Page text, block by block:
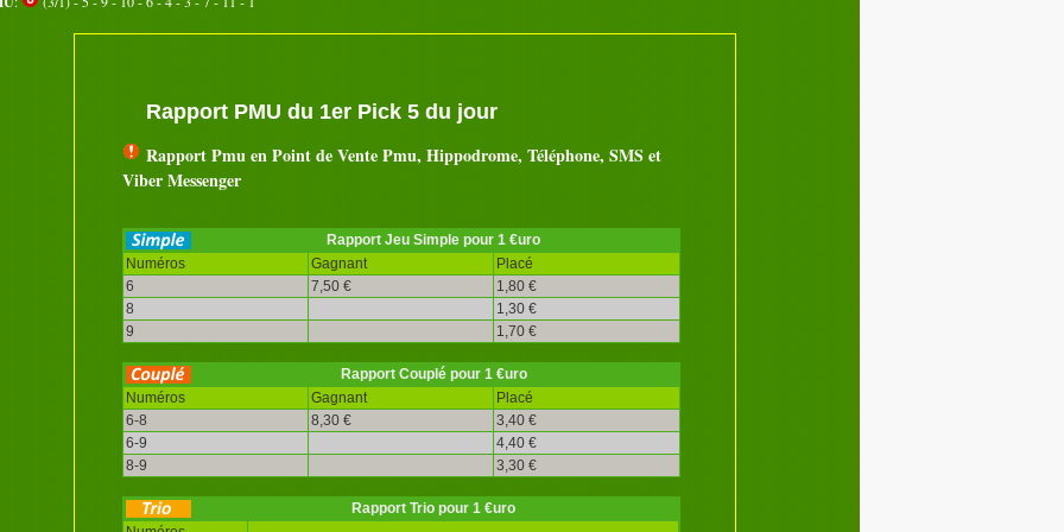
Rapport PMU du 1er Pick 5 du jour
Rapport Pmu en Point de Vente Pmu, Hippodrome, Téléphone, SMS et
Viber Messenger
Rapport Jeu Simple pour 1 €uro
Numéros
Gagnant
Placé
6
7,50 €
1,80 €
8
1,30 €
9
1,70 €
Rapport Couplé pour 1 €uro
Numéros
Gagnant
Placé
6-8
8,30 €
3,40 €
6-9
4,40 €
8-9
3,30 €
Rapport Trio pour 1 €uro